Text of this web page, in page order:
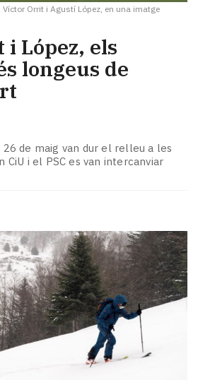
Orrit i Agustí López, en una imatge
López, els
longeus de
de maig van dur el relleu a les
CiU i el PSC es van intercanviar